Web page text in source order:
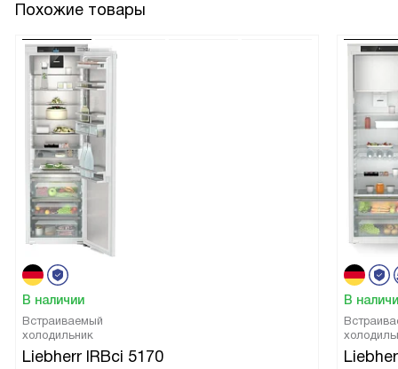
Похожие товары
В наличии
Встраиваемый
холодильник
Liebherr IRBci 5170
В